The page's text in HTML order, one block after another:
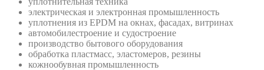
элeктрическая и электронная промышленность
уплoтнения из EPDM на окнах, фасадах, витринах
автомобилестроение и судостроение
производство бытового оборудования
обработка плaстмасс, эластомеров, резины
кожнообувная промышленность